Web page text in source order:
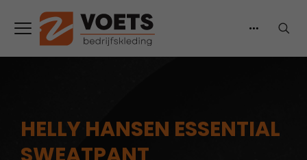
HELLY HANSEN ESSENTIAL